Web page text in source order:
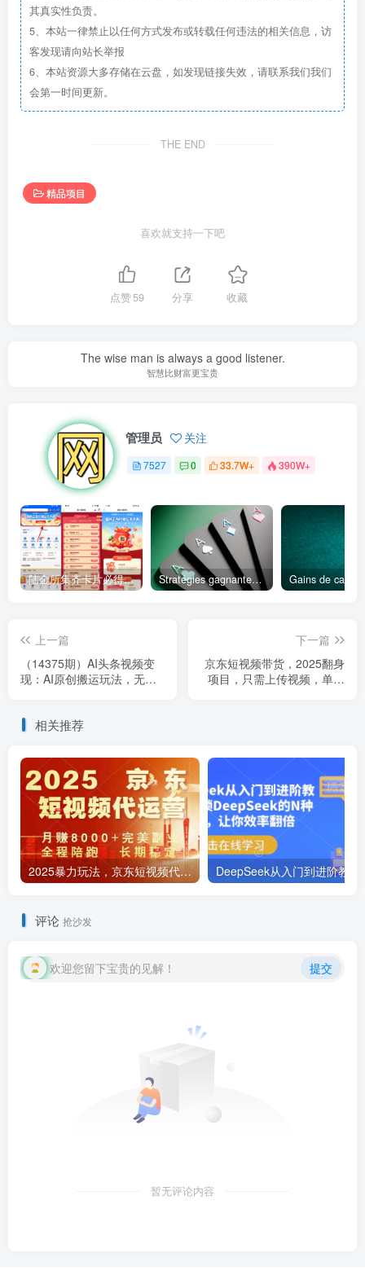
其真实性负责。
5、本站一律禁止以任何方式发布或转载任何违法的相关信息，访
客发现请向站长举报
6、本站资源大多存储在云盘，如发现链接失效，请联系我们我们
会第一时间更新。
THE END
精品项目
喜欢就支持一下吧
点赞59 分享 收藏
The wise man is always a good listener.
智慧比财富更宝贵
管理员 关注
7527 0 33.7W+ 390W+
陆金所集齐卡片必得6.6元红包 Stratégies gagnantes pour casino à petit budget
上一篇
（14375期）AI头条视频变
现：AI原创搬运玩法，无需
下一篇
京东短视频带货，2025翻身
项目，只需上传视频，单月
相关推荐
2025暴力玩法，京东短视频代运营 月入8k+操作简单小白轻松上手【揭秘】
评论 抢沙发
欢迎您留下宝贵的见解！ 提交
暂无评论内容